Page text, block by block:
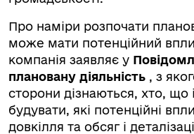
Про наміри розпочати
може мати потенційний
компанія заявляє у
плановану діяльність , з
сторони дізнаються, хто, що
будувати, які потенційні
довкілля та обсяг і